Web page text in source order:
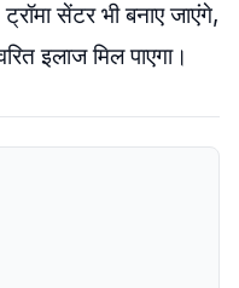
सेंटर भी बनाए जाएंगे,
इलाज मिल पाएगा।